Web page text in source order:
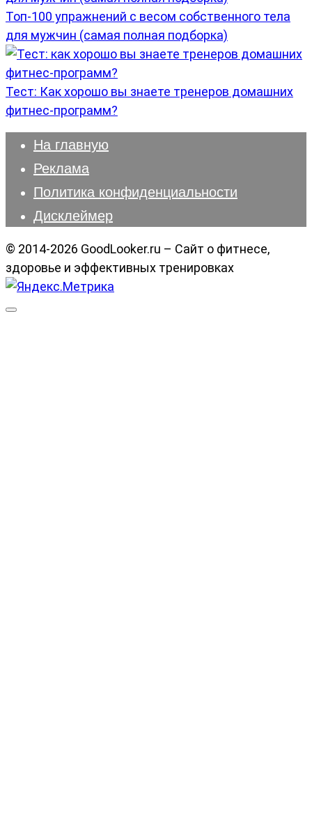
Топ-100 упражнений с весом собственного тела
для мужчин (самая полная подборка)
Тест: Как хорошо вы знаете тренеров домашних
фитнес-программ?
На главную
Реклама
Политика конфиденциальности
Дисклеймер
© 2014-2026 GoodLooker.ru – Сайт о фитнесе,
здоровье и эффективных тренировках